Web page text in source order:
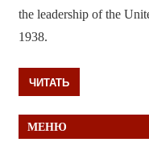
the leadership of the
1938.
ЧИТАТЬ
МЕНЮ